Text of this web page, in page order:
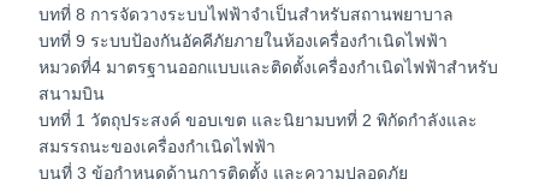
บทที่ 8 การจัดวางระบบไฟฟ้าจำเป็นสำหรับสถานพยาบาล
บทที่ 9 ระบบป้องกันอัคคีภัยภายในห้องเครื่องกำเนิดไฟฟ้า
หมวดที่4 มาตรฐานออกแบบและติดตั้งเครื่องกำเนิดไฟฟ้าสำหรับ
สนามบิน
บทที่ 1 วัตถุประสงค์ ขอบเขต และนิยามบทที่ 2 พิกัดกำลังและ
สมรรถนะของเครื่องกำเนิดไฟฟ้า
บนที่ 3 ข้อกำหนดด้านการติดตั้ง และความปลอดภัย